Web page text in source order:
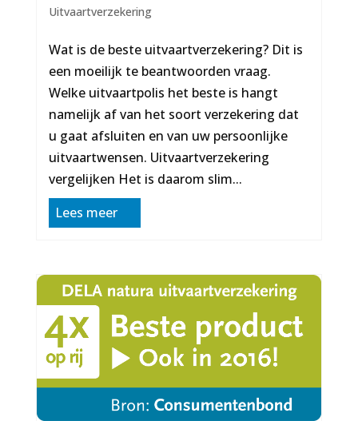
Uitvaartverzekering
Wat is de beste uitvaartverzekering? Dit is
een moeilijk te beantwoorden vraag.
Welke uitvaartpolis het beste is hangt
namelijk af van het soort verzekering dat
u gaat afsluiten en van uw persoonlijke
uitvaartwensen. Uitvaartverzekering
vergelijken Het is daarom slim...
Lees meer